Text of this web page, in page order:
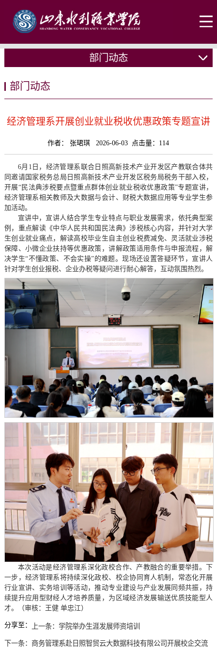
部门动态
部门动态
经济管理系开展创业就业税收优惠政策专题宣讲
作者： 张珺琪 2026-06-03 点击量： 114
6月1日，经济管理系联合日照高新技术产业开发区产教联合体共
同邀请国家税务总局日照高新技术产业开发区税务局税务干部入校，
开展“民法典涉税要点暨重点群体创业就业税收优惠政策”专题宣讲，
经济管理系相关教师及大数据与会计、财税大数据应用等专业学生参
加活动。
宣讲中，宣讲人结合学生专业特点与职业发展需求，依托典型案
例，重点解读《中华人民共和国民法典》涉税核心内容，并针对大学
生创业就业痛点，解读高校毕业生自主创业税费减免、灵活就业涉税
保障、小微企业扶持等优惠政策，讲解政策适用条件与申报流程，解
决学生“不懂政策、不会实操”的难题。现场还设置答疑环节，宣讲人
针对学生创业报税、企业办税等疑问进行耐心解答，互动氛围热烈。
本次活动是经济管理系深化政校合作、产教融合的重要举措。下
一步，经济管理系将持续深化政校、校企协同育人机制，常态化开展
行业宣讲、实务培训等活动，推动专业建设与产业发展同频共振，持
续提升应用型财经人才培养质量，为区域经济发展输送优质技能型人
才。（审核：王健 单忠江）
分享至： 上一条： 学院举办生涯发展师资培训
下一条： 商务管理系赴日照智贸云大数据科技有限公司开展校企交流